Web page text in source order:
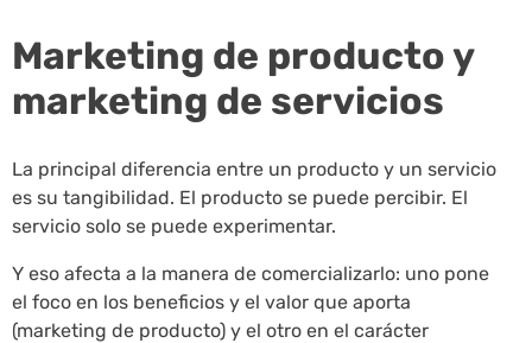
Marketing de producto y
marketing de servicios
La principal diferencia entre un producto y un servicio
es su tangibilidad. El producto se puede percibir. El
servicio solo se puede experimentar.
Y eso afecta a la manera de comercializarlo: uno pone
el foco en los beneficios y el valor que aporta
(marketing de producto) y el otro en el carácter